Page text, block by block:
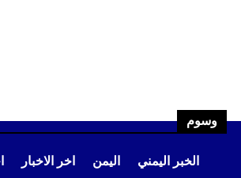
وسوم
الخبر اليمني اليمن اخر الاخبار